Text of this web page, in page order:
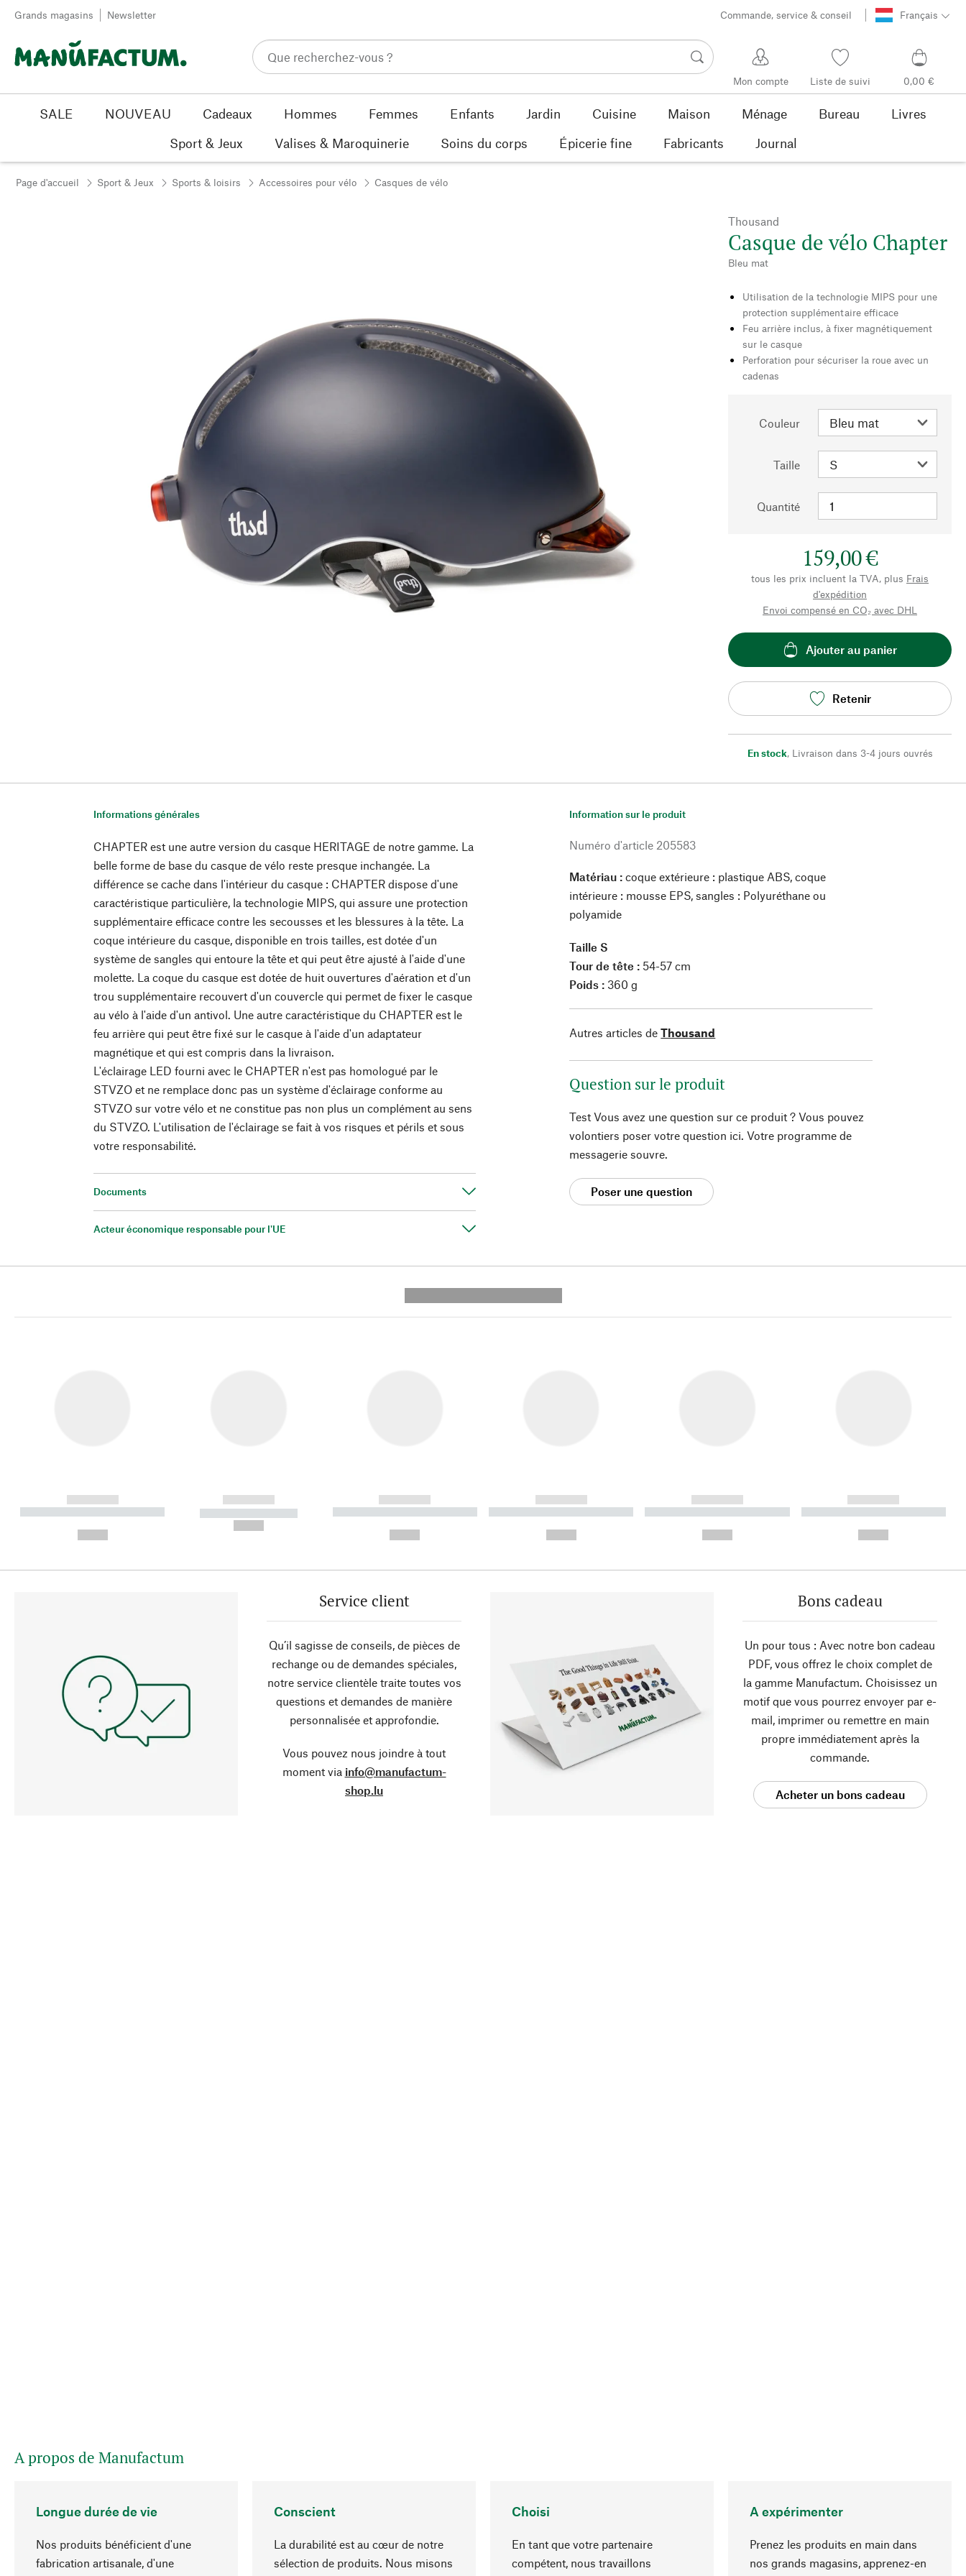
Passer au contenu
Grands magasins Newsletter Commande, service & conseil Français
Mon compte Liste de suivi 0,00 €
SALE NOUVEAU Cadeaux Hommes Femmes Enfants Jardin Cuisine Maison Ménage Bureau
Livres
Sport & Jeux
Valises & Maroquinerie Soins du corps Épicerie fine Fabricants Journal
Page d'accueil Sport & Jeux Sports & loisirs Accessoires pour vélo Casques de vélo
Thousand
Casque de vélo Chapter
Bleu mat
Utilisation de la technologie MIPS pour une
protection supplémentaire efficace
Feu arrière inclus, à fixer magnétiquement
sur le casque
Perforation pour sécuriser la roue avec un
cadenas
Couleur
Taille
Quantité
159,00 €
tous les prix incluent la TVA, plus Frais
d'expédition
Envoi compensé en CO₂ avec DHL
Ajouter au panier
Retenir
En stock, Livraison dans 3-4 jours ouvrés
Informations générales
CHAPTER est une autre version du casque HERITAGE de notre gamme. La
belle forme de base du casque de vélo reste presque inchangée. La
différence se cache dans l'intérieur du casque : CHAPTER dispose d'une
caractéristique particulière, la technologie MIPS, qui assure une protection
supplémentaire efficace contre les secousses et les blessures à la tête. La
coque intérieure du casque, disponible en trois tailles, est dotée d'un
système de sangles qui entoure la tête et qui peut être ajusté à l'aide d'une
molette. La coque du casque est dotée de huit ouvertures d'aération et d'un
trou supplémentaire recouvert d'un couvercle qui permet de fixer le casque
au vélo à l'aide d'un antivol. Une autre caractéristique du CHAPTER est le
feu arrière qui peut être fixé sur le casque à l'aide d'un adaptateur
magnétique et qui est compris dans la livraison.
L'éclairage LED fourni avec le CHAPTER n'est pas homologué par le
STVZO et ne remplace donc pas un système d'éclairage conforme au
STVZO sur votre vélo et ne constitue pas non plus un complément au sens
du STVZO. L'utilisation de l'éclairage se fait à vos risques et périls et sous
votre responsabilité.
Documents
Acteur économique responsable pour l'UE
Information sur le produit
Numéro d'article 205583
Matériau :coque extérieure : plastique ABS, coque
intérieure : mousse EPS, sangles : Polyuréthane ou
polyamide
Taille S
Tour de tête : 54-57 cm
Poids : 360 g
Autres articles de Thousand
Question sur le produit
Test Vous avez une question sur ce produit ? Vous pouvez
volontiers poser votre question ici. Votre programme de
messagerie souvre.
Poser une question
------------
----------- ----------- ----------
------------
----------- -----------
------------
----------- ----------- ----------
------------
----------- ----------- ----------
------------
----------- ----------- ----------
------------
----------- ----------- ----------
Service client
Qu’il sagisse de conseils, de pièces de
rechange ou de demandes spéciales,
notre service clientèle traite toutes vos
questions et demandes de manière
personnalisée et approfondie.
Vous pouvez nous joindre à tout
moment via info@manufactum-
shop.lu
Bons cadeau
Un pour tous : Avec notre bon cadeau
PDF, vous offrez le choix complet de
la gamme Manufactum. Choisissez un
motif que vous pourrez envoyer par e-
mail, imprimer ou remettre en main
propre immédiatement après la
commande.
Acheter un bons cadeau
A propos de Manufactum
Longue durée de vie
Nos produits bénéficient d'une
fabrication artisanale, d'une
Conscient
La durabilité est au cœur de notre
sélection de produits. Nous misons
Choisi
En tant que votre partenaire
compétent, nous travaillons
A expérimenter
Prenez les produits en main dans
nos grands magasins, apprenez-en